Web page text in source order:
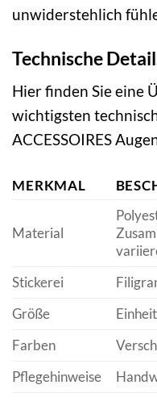
unwiderstehlich
Technische
Hier finden Sie eine
wichtigsten
ACCESSOIRES
MERKMAL
Material
Stickerei
Größe
Farben
Pflegehinweise